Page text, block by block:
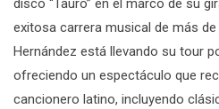
disco “Tauro” en el marco de su
exitosa carrera musical de más
Hernández está llevando su tour
ofreciendo un espectáculo que
cancionero latino, incluyendo